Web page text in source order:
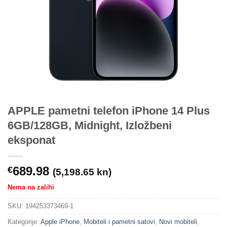
APPLE pametni telefon iPhone 14 Plus
6GB/128GB, Midnight, Izložbeni
eksponat
€689.98 (5,198.65 kn)
Nema na zalihi
SKU: 194253373469-1
Kategorije: Apple iPhone Mobiteli i pametni satovi Novi mobiteli